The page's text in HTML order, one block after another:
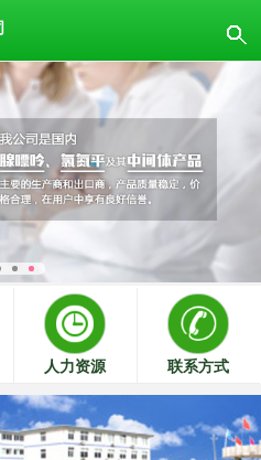
人力资源 联系方式